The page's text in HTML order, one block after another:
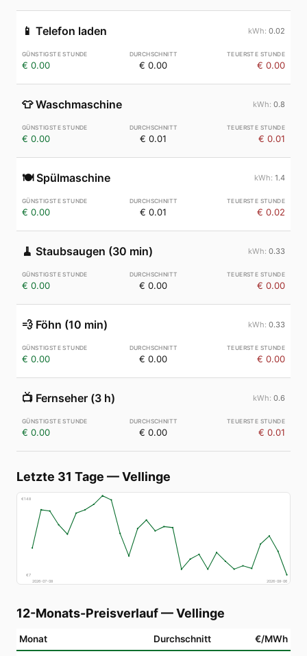
📱 Telefon laden 0.02
€ 0.00 € 0.00 € 0.00
👕 Waschmaschine 0.8
€ 0.00 € 0.01 € 0.01
🍽️ Spülmaschine 1.4
€ 0.00 € 0.01 € 0.02
🧹 Staubsaugen (30 min) 0.33
€ 0.00 € 0.00 € 0.00
💨 Föhn (10 min) 0.33
€ 0.00 € 0.00 € 0.00
📺 Fernseher (3 h) 0.6
€ 0.00 € 0.00 € 0.01
Letzte 31 Tage —Vellinge
€148
€7
2026-07-08
2026-08-06
12-Monats-Preisverlauf—Vellinge
Monat Durchschnitt €/MWh